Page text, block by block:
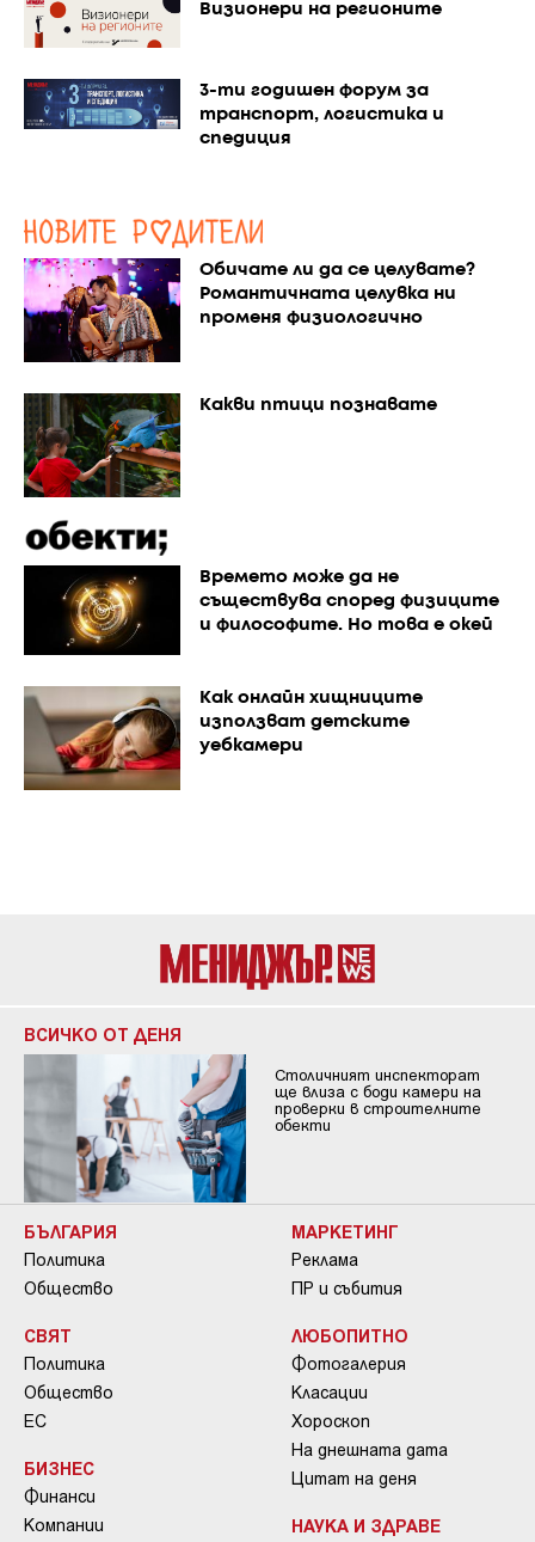
Визионери на регионите
3-ти годишен форум за
транспорт, логистика и
спедиция
Обичате ли да се целувате?
Романтичната целувка ни
променя физиологично
Какви птици познавате
Времето може да не
съществува според физиците
и философите. Но това е окей
Как онлайн хищниците
използват детските
уебкамери
ВСИЧКО ОТ ДЕНЯ
Столичният инспекторат
ще влиза с боди камери на
проверки в строителните
обекти
БЪЛГАРИЯ
Политика
Общество
СВЯТ
Политика
Общество
ЕС
БИЗНЕС
Финанси
Компании
МАРКЕТИНГ
Реклама
ПР и събития
ЛЮБОПИТНО
Фотогалерия
Класации
Хороскоп
На днешната дата
Цитат на деня
НАУКА И ЗДРАВЕ